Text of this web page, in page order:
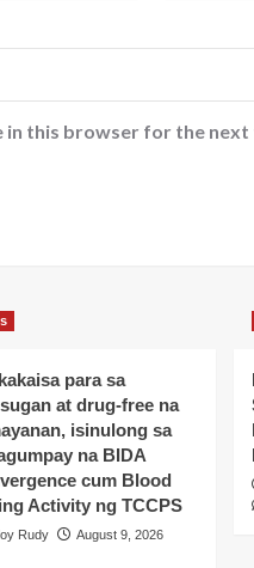
in this browser for the
para sa
at drug-free na
isinulong sa
na BIDA
cum Blood
Activity ng TCCPS
Rudy
August 9, 2026